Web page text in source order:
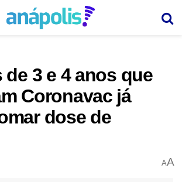
de 3 e 4 anos que
Coronavac já
dose de
AA